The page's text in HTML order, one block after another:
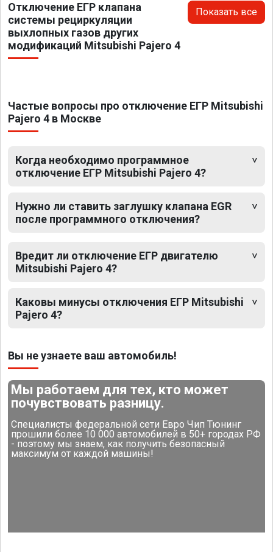
Отключение ЕГР клапана
системы рециркуляции
выхлопных газов других
модификаций Mitsubishi Pajero 4
Показать все
Частые вопросы про отключение ЕГР Mitsubishi
Pajero 4 в Москве
Когда необходимо программное
отключение ЕГР Mitsubishi Pajero 4?
Нужно ли ставить заглушку клапана EGR
после программного отключения?
Вредит ли отключение ЕГР двигателю
Mitsubishi Pajero 4?
Каковы минусы отключения ЕГР Mitsubishi
Pajero 4?
Вы не узнаете ваш автомобиль!
Мы работаем для тех, кто может
почувствовать разницу.
Специалисты федеральной сети Евро Чип Тюнинг
прошили более 10 000 автомобилей в 50+ городах РФ
- поэтому мы знаем, как получить безопасный
максимум от каждой машины!